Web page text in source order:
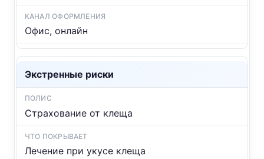
Офис, онлайн
Экстренные риски
Страхование от клеща
Лечение при укусе клеща